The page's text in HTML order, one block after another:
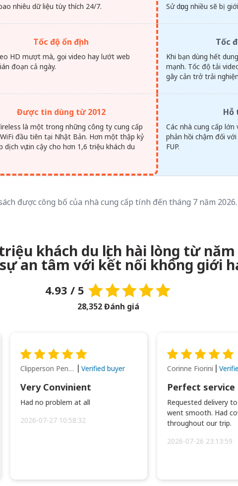
bao nhiêu dữ liệu tùy thích 24/7.
Sử dụng nhiều sẽ bị
Tốc độ ổn định
HD mượt mà, gọi video hay lướt web
đoạn cả ngày.
Tốc
Khi bạn dùng hết
mạnh. Tốc độ tải
gây cản trở trải
Được tin dùng từ 2012
là một trong những công ty cung cấp
WiFi đầu tiên tại Nhật Bản. Hơn một thập kỷ
dịch vụ tin cậy cho hơn 1,6 triệu khách du
Hỗ
Các nhà cung cấp
phản hồi chậm đối
FUP.
được công bố của nhà cung cấp tính đến tháng 7 năm 2026.
khách du lịch hài lòng từ năm
an tâm với kết nối không giới
4.93 / 5
28,352 Đánh giá
Clipperson Penilla Verified buyer
Very Convinient
Had no problem at all
2026-07-27 10:58:32
Corinne Fiorini
Perfect service
Requested delivery
went smooth. Had
throughout our trip.
2026-07-26 23:13:59